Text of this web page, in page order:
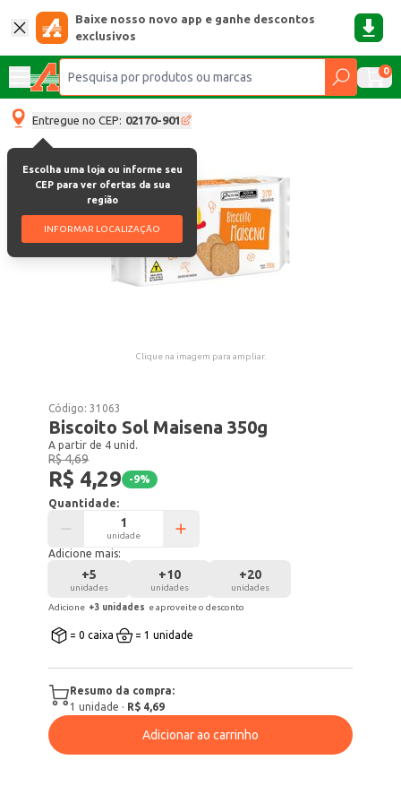
Baixe nosso novo app e ganhe descontos
exclusivos
0
Entregue no CEP: 02170-901
Escolha uma loja ou informe seu
CEP para ver ofertas da sua
região
INFORMAR LOCALIZAÇÃO
Clique na imagem para ampliar.
Código:31063
Biscoito Sol Maisena 350g
A partir de 4 unid.
R$ 4,69
R$ 4,29 -9%
Quantidade:
unidade
Adicione mais:
+5
unidades
+10
unidades
+20
unidades
Adicione +3 unidades e aproveite o desconto
= 0 caixa = 1 unidade
Resumo da compra:
1 unidade · R$ 4,69
Adicionar ao carrinho